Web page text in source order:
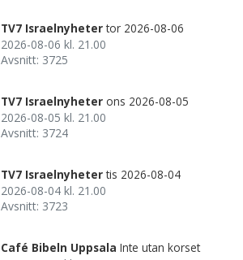
TV7 Israelnyheter tor 2026-08-06
2026-08-06 kl. 21.00
Avsnitt: 3725
TV7 Israelnyheter ons 2026-08-05
2026-08-05 kl. 21.00
Avsnitt: 3724
TV7 Israelnyheter tis 2026-08-04
2026-08-04 kl. 21.00
Avsnitt: 3723
Café Bibeln Uppsala Inte utan korset